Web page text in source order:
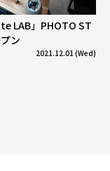
LAB」PHOTO ST
ン
2021.12.01 (Wed)